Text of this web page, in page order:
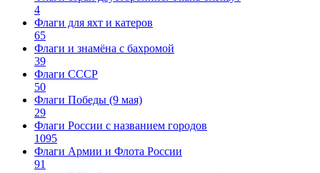
4
Флаги для яхт и катеров
65
Флаги и знамёна с бахромой
39
Флаги СССР
50
Флаги Победы (9 мая)
29
Флаги России с названием городов
1095
Флаги Армии и Флота России
91